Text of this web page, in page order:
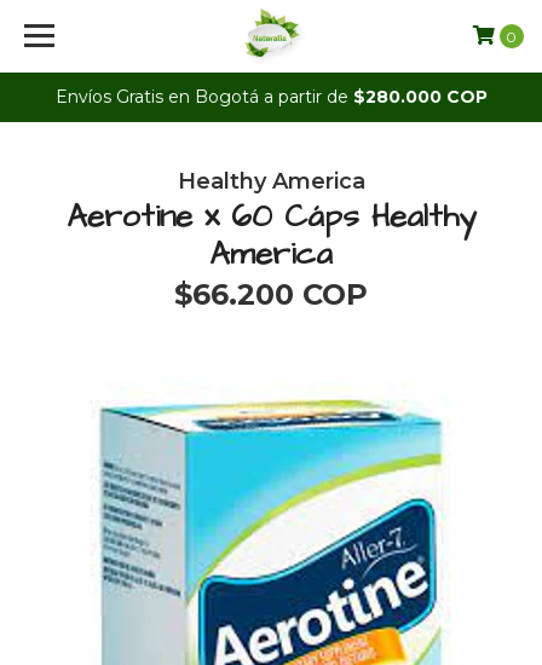
Envíos Gratis en Bogotá a partir de $280.000 COP
0
Healthy America
Aerotine x 60 Cáps Healthy
America
$66.200 COP